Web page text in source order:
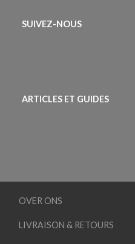
SUIVEZ-NOUS
ARTICLES ET GUIDES
OVER ONS
LIVRAISON & RETOURS